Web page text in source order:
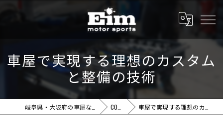
車屋で実現する理想のカスタム
と整備の技術
COLUMN 車屋で実現する理想のカスタムと整備の技術